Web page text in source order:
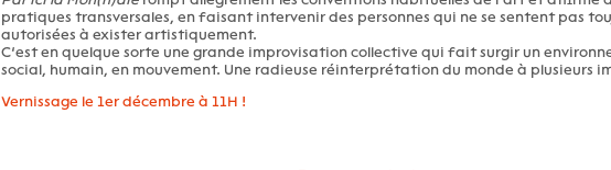
pratiques transversales, en faisant intervenir des personnes qui ne se sentent pas
autorisées à exister artistiquement.
C’est en quelque sorte une grande improvisation collective qui fait surgir un
social, humain, en mouvement. Une radieuse réinterprétation du monde à plusieurs
Vernissage le 1er décembre à 11H !